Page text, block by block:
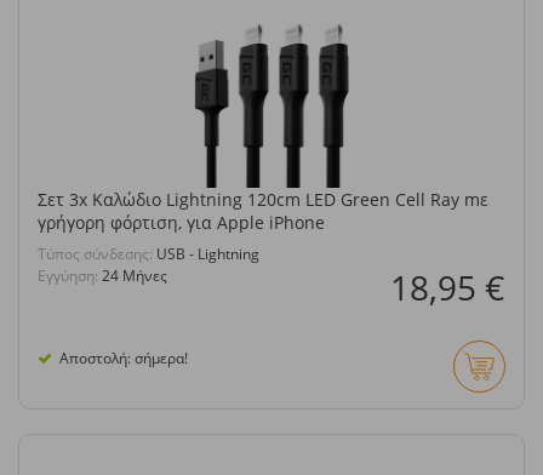
Σετ 3x Καλώδιο Lightning 120cm LED Green Cell Ray mε
γρήγορη φόρτιση, για Apple iPhone
Τύπος σύνδεσης: USB - Lightning
Εγγύηση: 24 Μήνες 18,95 €
Αποστολή: σήμερα!